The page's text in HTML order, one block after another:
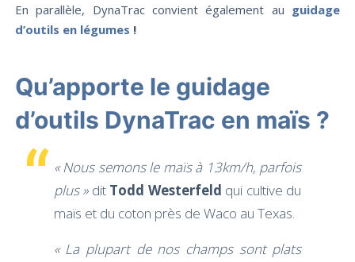
En parallèle, DynaTrac convient également au guidage
d’outils en légumes !
Qu’apporte le guidage
d’outils DynaTrac en maïs ?
« Nous semons le maïs à 13km/h, parfois
plus » dit Todd Westerfeld qui cultive du
maïs et du coton près de Waco au Texas.
« La plupart de nos champs sont plats